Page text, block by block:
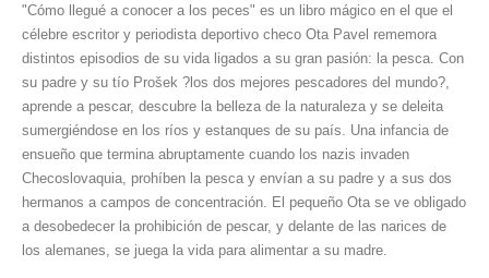
"Cómo llegué a conocer a los peces" es un libro mágico en el que el
célebre escritor y periodista deportivo checo Ota Pavel rememora
distintos episodios de su vida ligados a su gran pasión: la pesca. Con
su padre y su tío Prošek ?los dos mejores pescadores del mundo?,
aprende a pescar, descubre la belleza de la naturaleza y se deleita
sumergiéndose en los ríos y estanques de su país. Una infancia de
ensueño que termina abruptamente cuando los nazis invaden
Checoslovaquia, prohíben la pesca y envían a su padre y a sus dos
hermanos a campos de concentración. El pequeño Ota se ve obligado
a desobedecer la prohibición de pescar, y delante de las narices de
los alemanes, se juega la vida para alimentar a su madre.